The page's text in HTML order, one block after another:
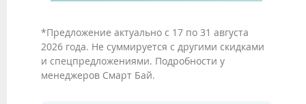
*Предложение актуально с 17 по 31 августа
2026 года. Не суммируется с другими скидками
и спецпредложениями. Подробности у
менеджеров Смарт Бай.